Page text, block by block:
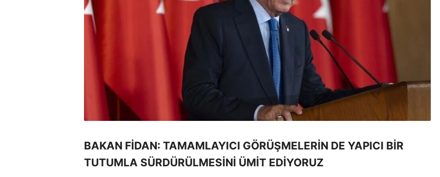
BAKAN FİDAN: TAMAMLAYICI GÖRÜŞMELERİN DE YAPICI BİR
TUTUMLA SÜRDÜRÜLMESİNİ ÜMİT EDİYORUZ